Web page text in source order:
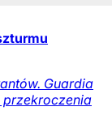
Guardia